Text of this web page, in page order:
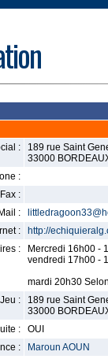
:
189 rue Saint
33000
:
Fax :
:
:
http://
:
Mercredi 16h00 -
vendredi 17h00 -
mardi 20h30
:
189 rue Saint
33000
:
OUI
:
Maroun AOUN